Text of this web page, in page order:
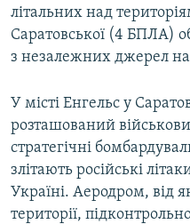
літальних над
Саратовської (4 БПЛА)
з незалежних джерел
У місті Енгельс у
розташований
стратегічні
злітають російські
Україні. Аеродром, від
території,